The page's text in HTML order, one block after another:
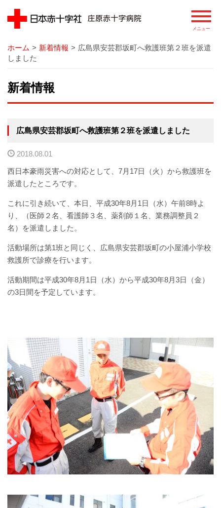
病院
基本理念
患者さまの権利
病院の概要
病院のあゆみ
病院の特徴
赤十字について
院内掲示
経営指標（統計）
病院機能評価
広報誌『そよ風』
プライバシーポリシー
職員募集
ソーシャルメディア・ガイドライン
院内サービス施設
ホーム > 新着情報 > 広島県安芸郡坂町へ救護班第２班を派遣
しました
新着情報
広島県安芸郡坂町へ救護班第２班を派遣しました
2018.08.01
西日本豪雨災害への対応として、7月17日（火）から救護班を
派遣したところです。
これに引き続いて、本日、平成30年8月1日（水）午前8時よ
り、（医師２名、看護師３名、薬剤師１名、業務調整員２
名）を派遣しました。
活動場所は第1班と同じく、広島県安芸郡坂町の小屋浦小学校
救護所で診療を行います。
活動期間は平成30年8月1日（水）から平成30年8月3日（金）
の3日間を予定しています。